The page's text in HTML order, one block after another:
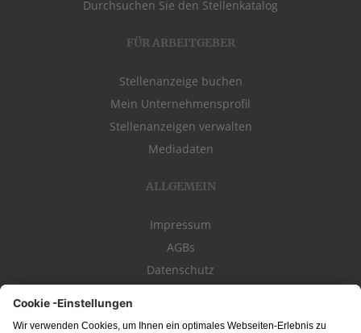
Durchsuchen Sie den Stellenkatalog
FÜR ARBEITGEBER
Stellenanzeige buchen
Mein Unternehmensprofil
Stellenanzeigen verwalten
Mediadaten
ALLGEMEIN
Impressum
AGBs
Datenschutz